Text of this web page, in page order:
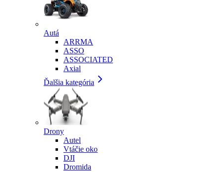
Autá
ARRMA
ASSO
ASSOCIATED
Axial
Ďalšia kategória
Drony
Autel
Vtáčie oko
DJI
Dromida